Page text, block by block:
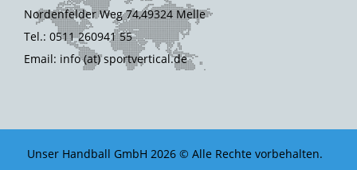
Nordenfelder Weg 74,49324 Melle
Tel.: 0511 260941 55
Email: info (at) sportvertical.de
Unser Handball GmbH 2026 © Alle Rechte vorbehalten.